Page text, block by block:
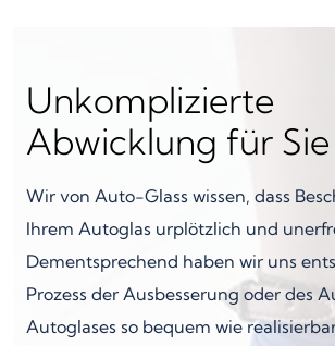
Unkomplizierte
Abwicklung für Sie
Wir von Auto-Glass wissen, dass
Ihrem Autoglas urplötzlich und
Dementsprechend haben wir uns
Prozess der Ausbesserung oder des
Autoglases so bequem wie